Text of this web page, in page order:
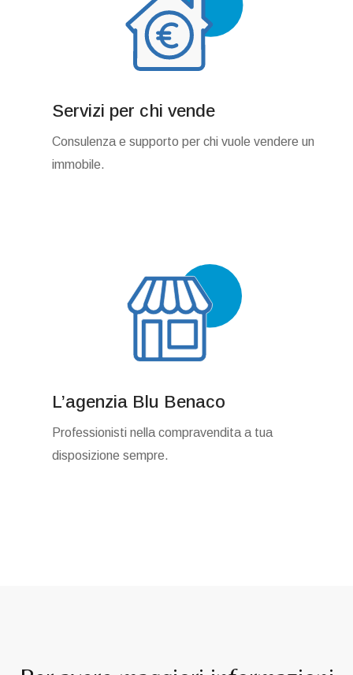
Servizi per chi vende
Consulenza e supporto per chi vuole vendere un
immobile.
L’agenzia Blu Benaco
Professionisti nella compravendita a tua
disposizione sempre.